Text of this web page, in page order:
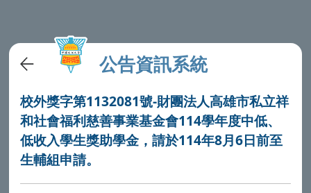
公告資訊系統
校外獎字第1132081號-財團法人高雄市私立祥
和社會福利慈善事業基金會114學年度中低、
低收入學生獎助學金，請於114年8月6日前至
生輔組申請。